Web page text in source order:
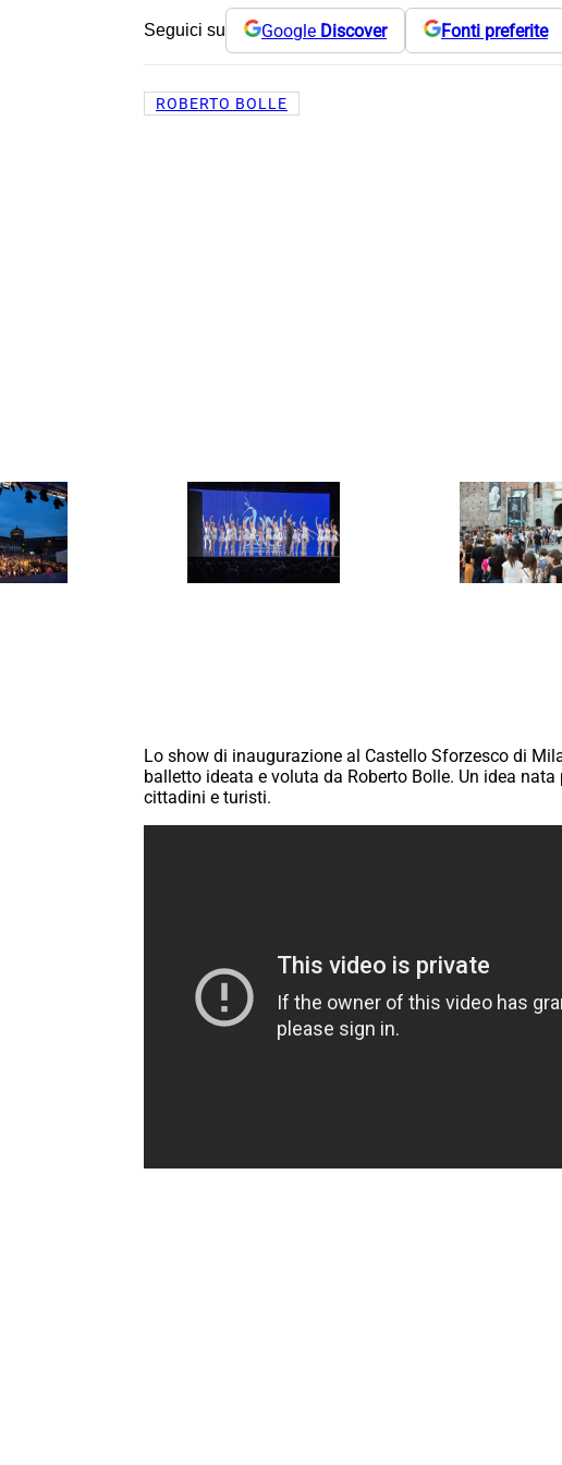
Seguici su Google Discover Fonti preferite
ROBERTO BOLLE
Lo show di inaugurazione al Castello Sforzesco di
balletto ideata e voluta da Roberto Bolle. Un idea
cittadini e turisti.